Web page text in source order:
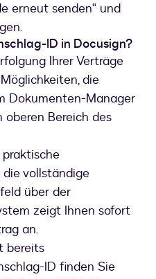
erneut senden" und
ID in Docusign?
Ihrer Verträge
die
Dokumenten-Manager
Bereich des
vollständige
über der
zeigt Ihnen sofort
an.
bereits
ID finden Sie